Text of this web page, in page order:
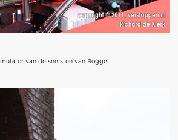
van de snelsten van Roggel